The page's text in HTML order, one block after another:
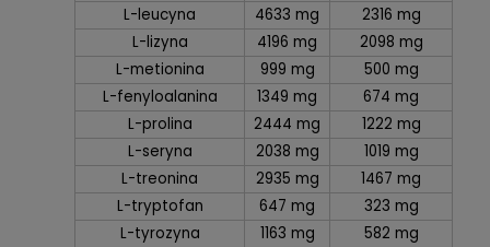
L-leucyna
4633 mg
2316 mg
L-lizyna
4196 mg
2098 mg
L-metionina
999 mg
500 mg
L-fenyloalanina
1349 mg
674 mg
L-prolina
2444 mg
1222 mg
L-seryna
2038 mg
1019 mg
L-treonina
2935 mg
1467 mg
L-tryptofan
647 mg
323 mg
L-tyrozyna
1163 mg
582 mg